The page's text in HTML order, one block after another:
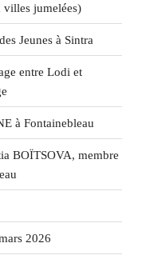
villes jumelées)
Jeunes à Sintra
entre Lodi et
à Fontainebleau
BOÏTSOVA, membre
2026